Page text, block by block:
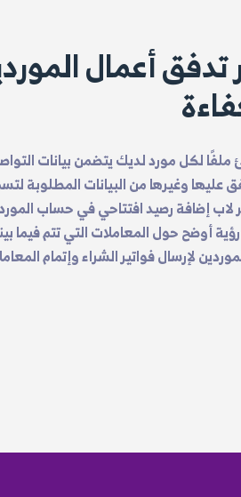
تدفق أعمال
ملفًا لكل مورد لديك يتضمن بيانات
عليها وغيرها من البيانات المطلوبة
لاب إضافة رصيد افتتاحي في حساب
أوضح حول المعاملات التي تتم فيما
لإرسال فواتير الشراء وإتمام